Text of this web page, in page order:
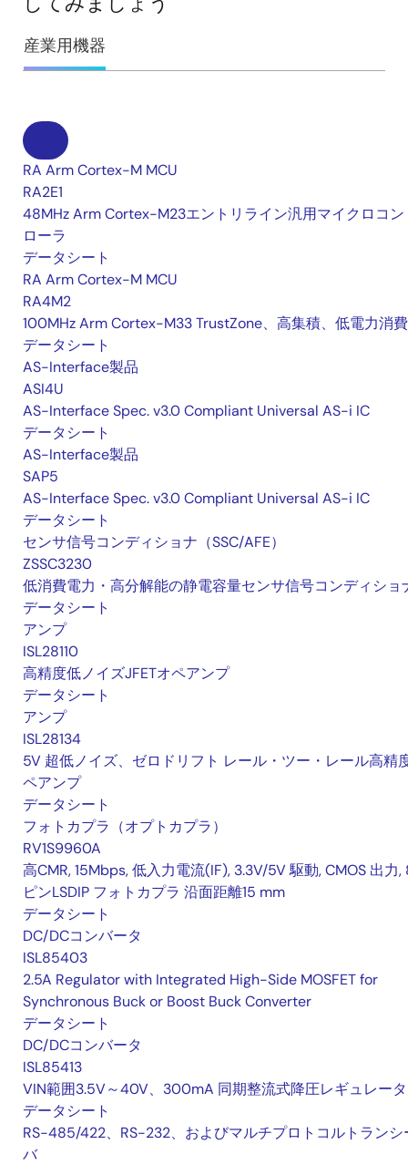
産業用機器
RA Arm Cortex-M MCU
RA2E1
48MHz Arm Cortex-M23エントリライン汎用マイクロコン
ローラ
データシート
RA Arm Cortex-M MCU
RA4M2
100MHz Arm Cortex-M33 TrustZone、高集積、低電力消費
データシート
AS-Interface製品
ASI4U
AS-Interface Spec. v3.0 Compliant Universal AS-i IC
データシート
AS-Interface製品
SAP5
AS-Interface Spec. v3.0 Compliant Universal AS-i IC
データシート
センサ信号コンディショナ（SSC/AFE）
ZSSC3230
低消費電力・高分解能の静電容量センサ信号コンディショ
データシート
アンプ
ISL28110
高精度低ノイズJFETオペアンプ
データシート
アンプ
ISL28134
5V 超低ノイズ、ゼロドリフト レール・ツー・レール高精
ペアンプ
データシート
フォトカプラ（オプトカプラ）
RV1S9960A
高CMR, 15Mbps, 低入力電流(IF), 3.3V/5V 駆動, CMOS 出力,
ピンLSDIP フォトカプラ 沿面距離15 mm
データシート
DC/DCコンバータ
ISL85403
2.5A Regulator with Integrated High-Side MOSFET for
Synchronous Buck or Boost Buck Converter
データシート
DC/DCコンバータ
ISL85413
VIN範囲3.5V～40V、300mA 同期整流式降圧レギュレータ
データシート
RS-485/422、RS-232、およびマルチプロトコルトランシ
バ